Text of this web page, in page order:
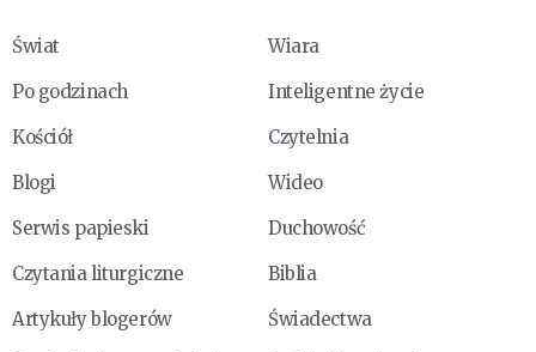
Świat
Wiara
Po godzinach
Inteligentne życie
Kościół
Czytelnia
Blogi
Wideo
Serwis papieski
Duchowość
Czytania liturgiczne
Biblia
Artykuły blogerów
Świadectwa